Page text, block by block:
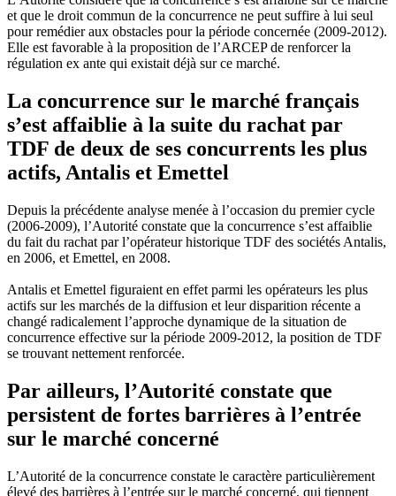
et que le droit commun de la concurrence ne peut suffire à lui seul
pour remédier aux obstacles pour la période concernée (2009-2012).
Elle est favorable à la proposition de l’ARCEP de renforcer la
régulation ex ante qui existait déjà sur ce marché.
La concurrence sur le marché français
s’est affaiblie à la suite du rachat par
TDF de deux de ses concurrents les plus
actifs, Antalis et Emettel
Depuis la précédente analyse menée à l’occasion du premier cycle
(2006-2009), l’Autorité constate que la concurrence s’est affaiblie
du fait du rachat par l’opérateur historique TDF des sociétés Antalis,
en 2006, et Emettel, en 2008.
Antalis et Emettel figuraient en effet parmi les opérateurs les plus
actifs sur les marchés de la diffusion et leur disparition récente a
changé radicalement l’approche dynamique de la situation de
concurrence effective sur la période 2009-2012, la position de TDF
se trouvant nettement renforcée.
Par ailleurs, l’Autorité constate que
persistent de fortes barrières à l’entrée
sur le marché concerné
L’Autorité de la concurrence constate le caractère particulièrement
élevé des barrières à l’entrée sur le marché concerné, qui tiennent